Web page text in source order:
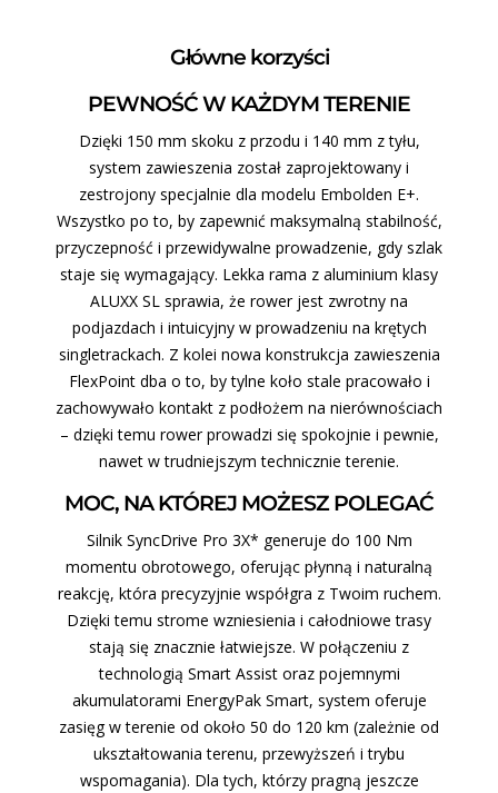
Główne korzyści
PEWNOŚĆ W KAŻDYM TERENIE
Dzięki 150 mm skoku z przodu i 140 mm z tyłu,
system zawieszenia został zaprojektowany i
zestrojony specjalnie dla modelu Embolden E+.
Wszystko po to, by zapewnić maksymalną stabilność,
przyczepność i przewidywalne prowadzenie, gdy szlak
staje się wymagający. Lekka rama z aluminium klasy
ALUXX SL sprawia, że rower jest zwrotny na
podjazdach i intuicyjny w prowadzeniu na krętych
singletrackach. Z kolei nowa konstrukcja zawieszenia
FlexPoint dba o to, by tylne koło stale pracowało i
zachowywało kontakt z podłożem na nierównościach
– dzięki temu rower prowadzi się spokojnie i pewnie,
nawet w trudniejszym technicznie terenie.
MOC, NA KTÓREJ MOŻESZ POLEGAĆ
Silnik SyncDrive Pro 3X* generuje do 100 Nm
momentu obrotowego, oferując płynną i naturalną
reakcję, która precyzyjnie współgra z Twoim ruchem.
Dzięki temu strome wzniesienia i całodniowe trasy
stają się znacznie łatwiejsze. W połączeniu z
technologią Smart Assist oraz pojemnymi
akumulatorami EnergyPak Smart, system oferuje
zasięg w terenie od około 50 do 120 km (zależnie od
ukształtowania terenu, przewyższeń i trybu
wspomagania). Dla tych, którzy pragną jeszcze